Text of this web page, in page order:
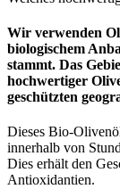
Wir verwenden
biologischem
stammt. Das
hochwertiger
geschützten
Dieses Bio-
innerhalb von
Dies erhält den
Antioxidantien.